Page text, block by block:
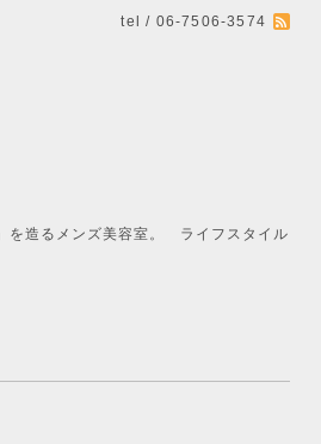
tel / 06-7506-3574
イフスタイル